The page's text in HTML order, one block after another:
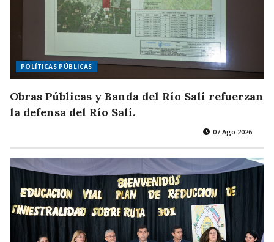
POLÍTICAS PÚBLICAS
Obras Públicas y Banda del Río Salí refuerzan
la defensa del Río Salí.
07 Ago 2026